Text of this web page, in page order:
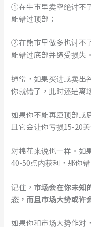
①在牛市里卖空绝讨不
能错过顶部；
②在熊市里做多也讨不
能错过底部并遭受损失。
通常，如果买进或卖出
你就错了，此时还是离
如果你不能再距顶部或
且它会让你亏损15-20美
对棉花来说也一样。如
40-50点内获利，那你
记住， 市场会在你未知
态，而且市场大势或许
如果你和市场大势作对